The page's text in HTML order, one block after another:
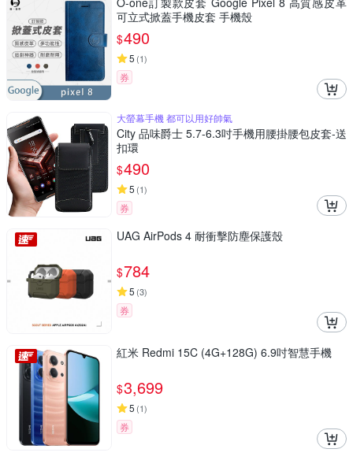
可立式掀蓋手機皮套 手機殼
$490
5 (1)
券
大螢幕手機 都可以用好帥氣
City 品味爵士 5.7-6.3吋手機用腰掛腰包皮套-送
扣環
$490
5 (1)
券
UAG AirPods 4 耐衝擊防塵保護殼
$784
5 (3)
券
紅米 Redmi 15C (4G+128G) 6.9吋智慧手機
$3,699
5 (1)
券